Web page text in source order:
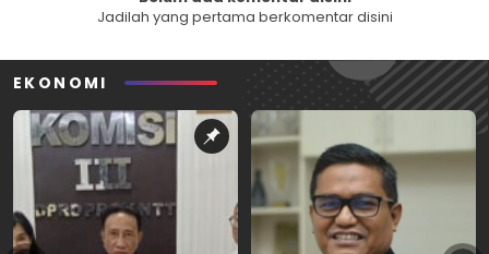
Jadilah yang pertama berkomentar disini
EKONOMI